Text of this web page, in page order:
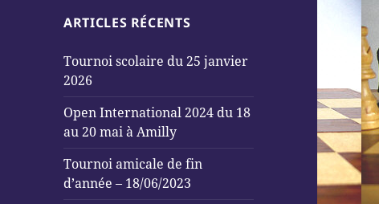
ARTICLES RÉCENTS
Tournoi scolaire du 25 janvier
2026
Open International 2024 du 18
au 20 mai à Amilly
Tournoi amicale de fin
d’année – 18/06/2023